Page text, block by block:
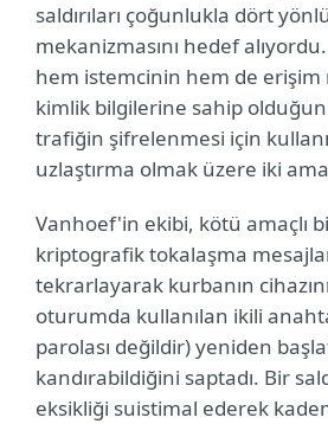
saldırıları çoğunlukla dört
mekanizmasını hedef
hem istemcinin hem de erişim
kimlik bilgilerine sahip
trafiğin şifrelenmesi için
uzlaştırma olmak üzere iki
Vanhoef'in ekibi, kötü amaçlı
kriptografik tokalaşma
tekrarlayarak kurbanın
oturumda kullanılan ikili
parolası değildir) yeniden
kandırabildiğini saptadı. Bir
eksikliği suistimal ederek